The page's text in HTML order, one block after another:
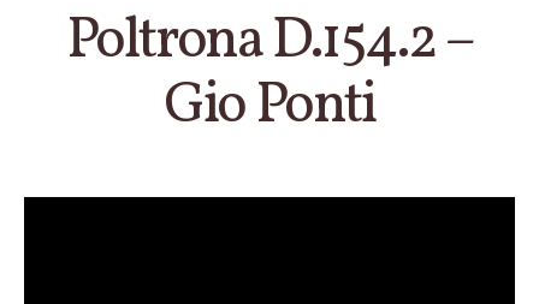
Poltrona D.154.2 –
Gio Ponti